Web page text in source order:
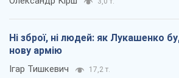
Ні зброї, ні людей: як Лукашенко
нову армію
Ігар Тишкевич 17,2 т.